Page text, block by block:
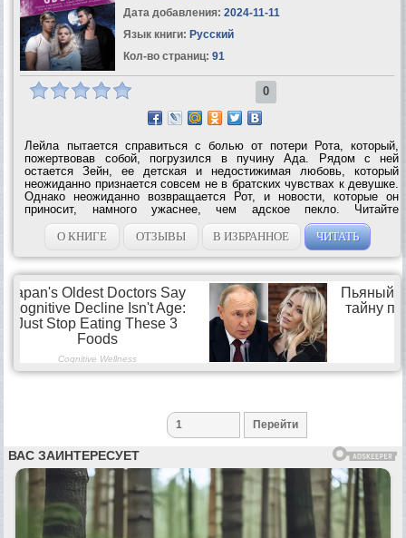
Дата добавления: 2024-11-11
Язык книги: Русский
Кол-во страниц: 91
0
Лейла пытается справиться с болью от потери Рота, который,
пожертвовав собой, погрузился в пучину Ада. Рядом с ней
остается Зейн, ее детская и недостижимая любовь, который
неожиданно признается совсем не в братских чувствах к девушке.
Однако неожиданно возвращается Рот, и новости, которые он
приносит, намного ужаснее, чем адское пекло. Читайте
продолжение романа «Жаркий...
О КНИГЕ
ОТЗЫВЫ В ИЗБРАННОЕ ЧИТАТЬ